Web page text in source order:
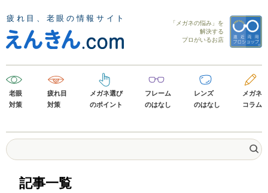
「メガネの悩み」を
解決する
プロがいるお店
老眼
対策
疲れ目
対策
メガネ選び
のポイント
フレーム
のはなし
レンズ
のはなし
メガネ
コラム
記事一覧